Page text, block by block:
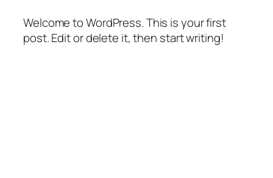
Welcome to WordPress. This is your first
post. Edit or delete it, then start writing!